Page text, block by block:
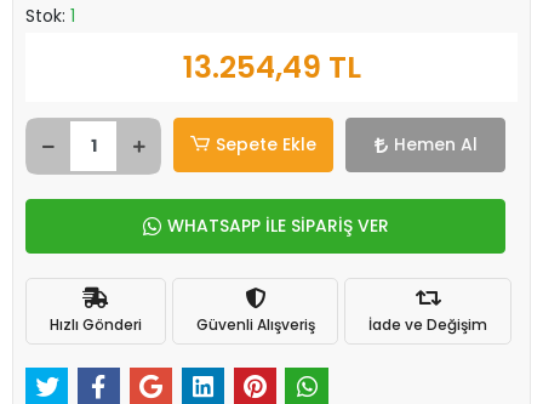
Stok: 1
13.254,49 TL
Sepete Ekle Hemen Al
WHATSAPP İLE SİPARİŞ VER
Hızlı Gönderi Güvenli Alışveriş İade ve Değişim